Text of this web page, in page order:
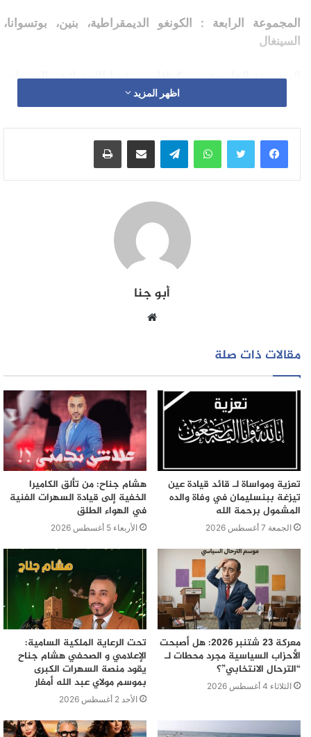
المجموعة الرابعة : الكونغو الديمقراطية، بنين، بوتسوانا،
السينغال
المجموعة الخامسة : بوركينافاسو ، غينيا الاستوائية ، السودان،
المجموعة السادسة : الكاميرون ، الغابون ، موزمبيق، كوت
ديفوار
اظهر المزيد
واتساب تيلقرام مشاركة عبر البريد طباعة
أبو جنا
مقالات ذات صلة
تعزية ومواساة لـ قائد قيادة عين
تيزغة ببنسليمان في وفاة والده
المشمول برحمة الله
الجمعة 7 أغسطس 2026
هشام جناح: من تألق الكاميرا
الخفية إلى قيادة السهرات الفنية
في الهواء الطلق
الأربعاء 5 أغسطس 2026
معركة 23 شتنبر 2026: هل أصبحت
الأحزاب السياسية مجرد محطات لـ
“الترحال الانتخابي”؟
الثلاثاء 4 أغسطس 2026
تحت الرعاية الملكية السامية:
الإعلامي و الصحفي هشام جناح
يقود منصة السهرات الكبرى
بموسم مولاي عبد الله أمغار
الأحد 2 أغسطس 2026